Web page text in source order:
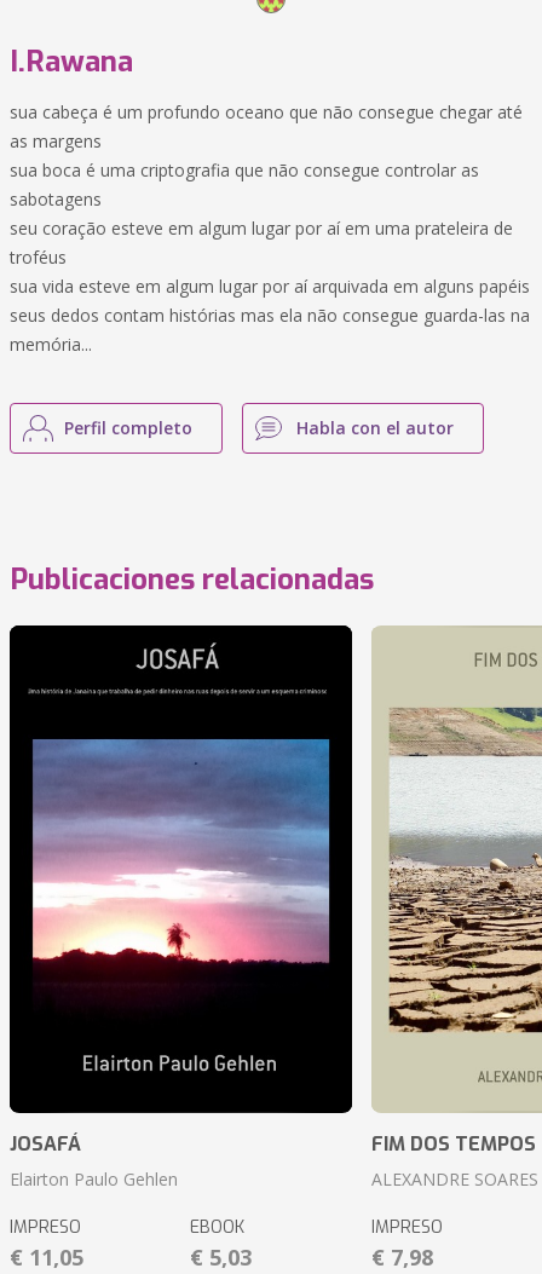
I.Rawana
sua cabeça é um profundo oceano que não consegue chegar até
as margens
sua boca é uma criptografia que não consegue controlar as
sabotagens
seu coração esteve em algum lugar por aí em uma prateleira de
troféus
sua vida esteve em algum lugar por aí arquivada em alguns papéis
seus dedos contam histórias mas ela não consegue guarda-las na
memória...
Perfil completo Habla con el autor
Publicaciones relacionadas
JOSAFÁ
Elairton Paulo Gehlen
IMPRESO
€ 11,05
EBOOK
€ 5,03
FIM DOS TEMPOS
ALEXANDRE SOARES
IMPRESO
€ 7,98